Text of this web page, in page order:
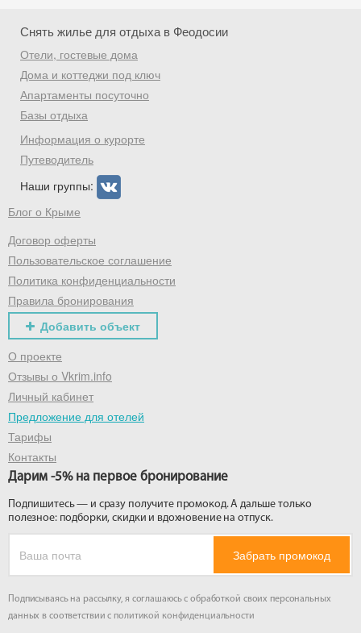
Снять жилье для отдыха в Феодосии
Отели, гостевые дома
Дома и коттеджи под ключ
Апартаменты посуточно
Базы отдыха
Информация о курорте
Путеводитель
Наши группы:
Блог о Крыме
Договор оферты
Пользовательское соглашение
Политика конфиденциальности
Правила бронирования
Добавить объект
О проекте
Отзывы о Vkrim.info
Личный кабинет
Предложение для отелей
Тарифы
Контакты
Дарим -5% на первое бронирование
Подпишитесь — и сразу получите промокод. А дальше только
полезное: подборки, скидки и вдохновение на отпуск.
Забрать промокод
Подписываясь на рассылку, я соглашаюсь с обработкой своих персональных
данных в соответствии с политикой конфиденциальности